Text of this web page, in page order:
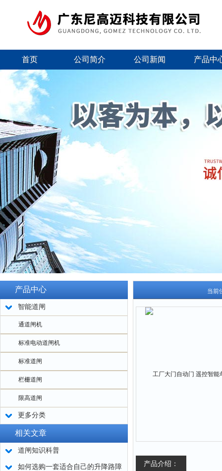
首页 公司简介 公司新闻 产品中
产品中心
智能道闸
通道闸机
标准电动道闸机
标准道闸
栏栅道闸
限高道闸
更多分类
相关文章
道闸知识科普
如何选购一套适合自己的升降路障
当前
产品介绍：